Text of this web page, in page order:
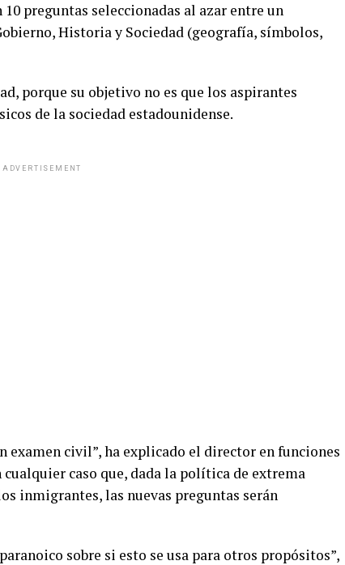
preguntas seleccionadas al azar entre un
Historia y Sociedad (geografía, símbolos,
porque su objetivo no es que los aspirantes
de la sociedad estadounidense.
ADVERTISEMENT
examen civil”, ha explicado el director en funciones
caso que, dada la política de extrema
inmigrantes, las nuevas preguntas serán
sobre si esto se usa para otros propósitos”,